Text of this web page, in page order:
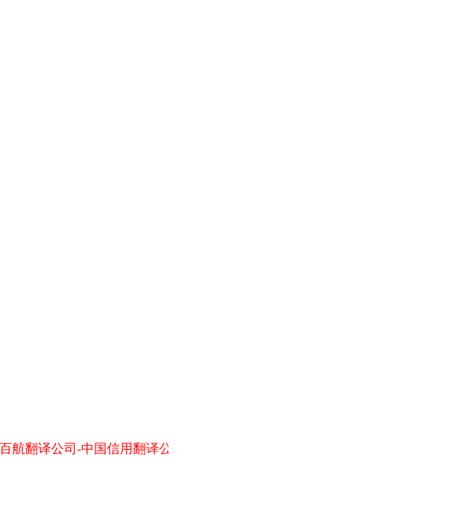
翻译公司-中国信用翻译公司! 北京朝阳区翻译公司! 英语翻译! 日语翻译!俄